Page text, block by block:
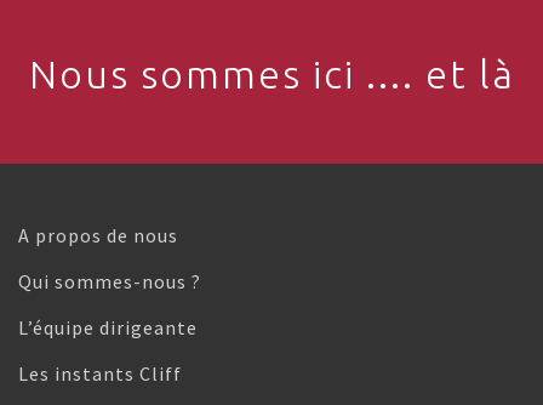
Nous sommes ici .... et là
A propos de nous
Qui sommes-nous ?
L’équipe dirigeante
Les instants Cliff